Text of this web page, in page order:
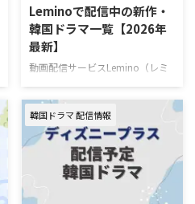
Leminoで配信中の新作・
韓国ドラマ一覧【2026年
最新】
動画配信サービスLemino（レミ
ノ）で配信中の新作・人気韓国ド
ラマを一挙紹介！（随時更新）
Leminoで7月にスタートする韓国
ドラマ 韓国ドラマ『推しデビュ
― ～My Idol, My Debut～』 7月
16日（木）スタート 推しの悲劇
的な死を阻止するため8年前へタ
イムスリップしたファンが、アイ
韓国ドラマ 配信情報